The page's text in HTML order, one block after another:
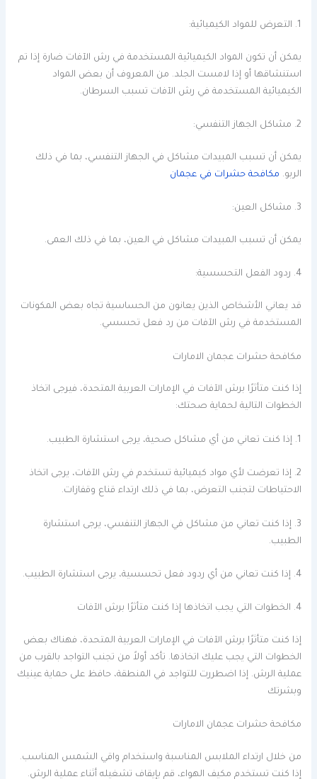
1. التعرض للمواد الكيميائية:
يمكن أن تكون المواد الكيميائية المستخدمة في رش الآفات ضارة إذا تم
استنشاقها أو إذا لامست الجلد. من المعروف أن بعض المواد
الكيميائية المستخدمة في رش الآفات تسبب السرطان.
2. مشاكل الجهاز التنفسي:
يمكن أن تسبب المبيدات مشاكل في الجهاز التنفسي، بما في ذلك
الربو. مكافحة حشرات في عجمان
3. مشاكل العين:
يمكن أن تسبب المبيدات مشاكل في العين، بما في ذلك العمى.
4. ردود الفعل التحسسية:
قد يعاني الأشخاص الذين يعانون من الحساسية تجاه بعض المكونات
المستخدمة في رش الآفات من رد فعل تحسسي.
مكافحة حشرات عجمان الامارات
إذا كنت متأثرًا برش الآفات في الإمارات العربية المتحدة، فيرجى اتخاذ
الخطوات التالية لحماية صحتك:
1. إذا كنت تعاني من أي مشاكل صحية، يرجى استشارة الطبيب.
2. إذا تعرضت لأي مواد كيميائية تستخدم في رش الآفات، يرجى اتخاذ
الاحتياطات لتجنب التعرض، بما في ذلك ارتداء قناع وقفازات.
3. إذا كنت تعاني من مشاكل في الجهاز التنفسي، يرجى استشارة
الطبيب.
4. إذا كنت تعاني من أي ردود فعل تحسسية، يرجى استشارة الطبيب.
4. الخطوات التي يجب اتخاذها إذا كنت متأثرًا برش الآفات
إذا كنت متأثرًا برش الآفات في الإمارات العربية المتحدة، فهناك بعض
الخطوات التي يجب عليك اتخاذها. تأكد أولاً من تجنب التواجد بالقرب من
عملية الرش. إذا اضطررت للتواجد في المنطقة، حافظ على حماية عينيك
وبشرتك
مكافحة حشرات عجمان الامارات
من خلال ارتداء الملابس المناسبة واستخدام واقي الشمس المناسب.
إذا كنت تستخدم مكيف الهواء، قم بإيقاف تشغيله أثناء عملية الرش.